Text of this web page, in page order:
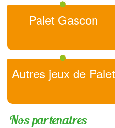
Palet Gascon
Autres jeux de Palet
Nos partenaires